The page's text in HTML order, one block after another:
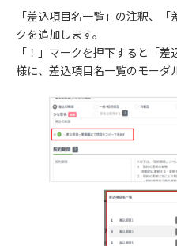
「差込項目名一覧」の注釈、
クを追加します。
「！」マークを押下すると「
様に、差込項目名一覧のモーダ